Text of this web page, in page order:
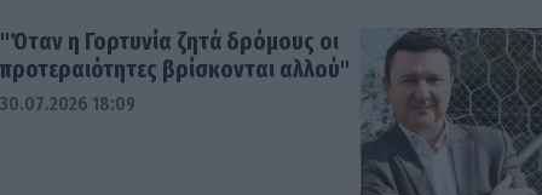
"Όταν η Γορτυνία ζητά δρόμους οι
προτεραιότητες βρίσκονται αλλού"
30.07.2026 18:09